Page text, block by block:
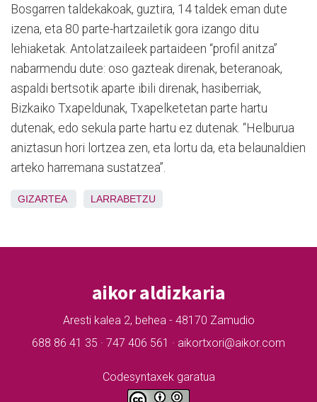
Bosgarren taldekakoak, guztira, 14 taldek eman dute
izena, eta 80 parte-hartzailetik gora izango ditu
lehiaketak. Antolatzaileek partaideen “profil anitza”
nabarmendu dute: oso gazteak direnak, beteranoak,
aspaldi bertsotik aparte ibili direnak, hasiberriak,
Bizkaiko Txapeldunak, Txapelketetan parte hartu
dutenak, edo sekula parte hartu ez dutenak. “Helburua
aniztasun hori lortzea zen, eta lortu da, eta belaunaldien
arteko harremana sustatzea”.
GIZARTEA LARRABETZU
aikor aldizkaria
Aresti kalea 2, behea - 48170 Zamudio
688 86 41 35 · 747 406 561 · aikortxori@aikor.com
Codesyntaxek garatua